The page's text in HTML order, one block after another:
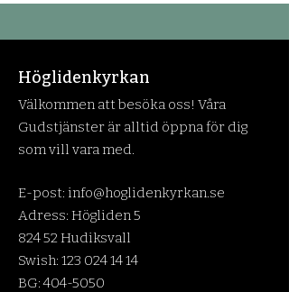
Höglidenkyrkan
Välkommen att besöka oss! Våra
Gudstjänster är alltid öppna för dig
som vill vara med.
E-post: info@hoglidenkyrkan.se
Adress: Högliden 5
824 52 Hudiksvall
Swish: 123 024 14 14
BG:404-5050